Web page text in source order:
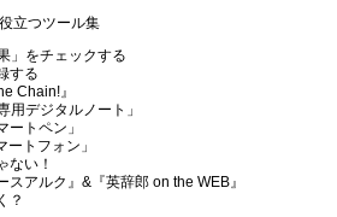
立つツール集
」をチェックする
する
Chain!』
用デジタルノート」
トペン」
ートフォン」
ない！
アルク』&『英辞郎 on the WEB』
？